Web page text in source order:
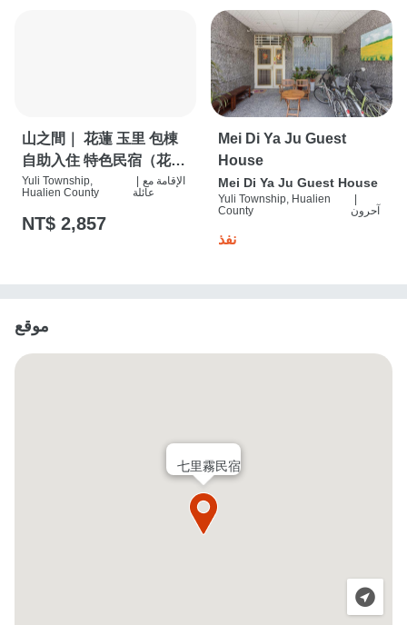
山之間｜ 花蓮 玉里 包棟
自助入住 特色民宿（花蓮
縣民宿2862號））
Yuli Township,
Hualien County
الإقامة مع
عائلة
NT$ 2,857
Mei Di Ya Ju Guest
House
Mei Di Ya Ju Guest House
Yuli Township, Hualien
County
آحرون
نفذ
موقع
七里霧民宿